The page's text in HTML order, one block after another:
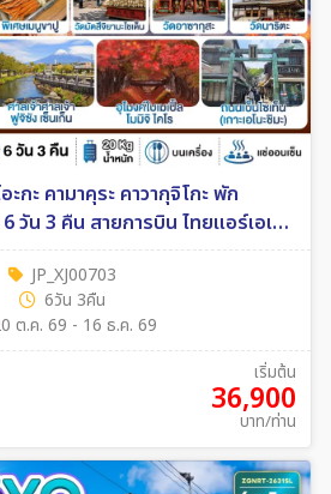
กะ คามาคุระ คาวากุจิโกะ พัก
วัน 3 คืน สายการบิน ไทยแอร์เอเชีย
JP_XJ00703
6วัน 3คืน
ต.ค. 69 - 16 ธ.ค. 69
เริ่มต้น
36,900
บาท/ท่าน